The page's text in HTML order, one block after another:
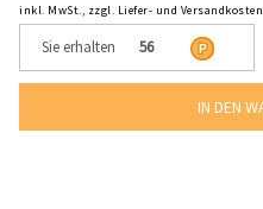
inkl. MwSt., zzgl. Liefer- und Versandkosten
Sie erhalten 56